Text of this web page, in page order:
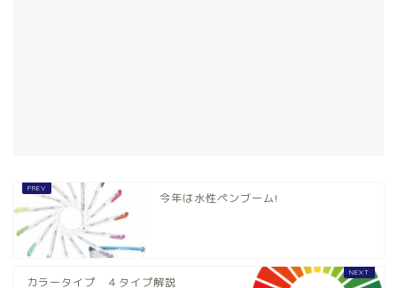
今年は水性ペンブーム!
カラータイプ ４タイプ解説